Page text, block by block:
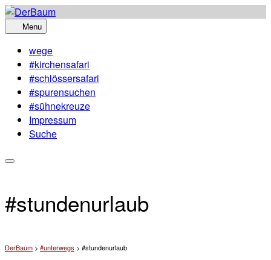
Skip
to
Menu
wege
#kirchensafari
#schlössersafari
#spurensuchen
#sühnekreuze
Impressum
Suche
#stundenurlaub
DerBaum > #unterwegs > #stundenurlaub